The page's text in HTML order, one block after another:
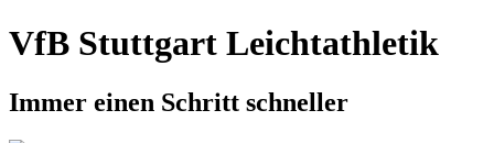
Skip
to
VfB Stuttgart Leichtathletik
Immer einen Schritt schneller